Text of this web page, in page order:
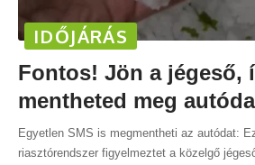
IDŐJÁRÁS
Fontos! Jön a jégeső,
mentheted meg
Egyetlen SMS is megmentheti az autódat:
riasztórendszer figyelmeztet a közelgő